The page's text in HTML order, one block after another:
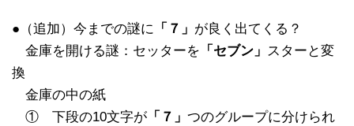
●（追加）今までの謎に 「７」 が良く出てくる？
金庫を開ける謎：セッターを 「セブン」 スターと変
換
金庫の中の紙
① 下段の10文字が 「７」 つのグループに分けられ